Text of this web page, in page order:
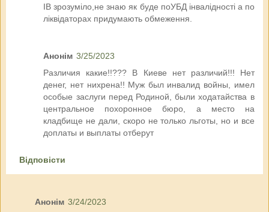
ІВ зрозуміло,не знаю як буде поУБД інвалідності а по
ліквідаторах придумають обмеження.
Анонім 3/25/2023
Различия какие!!??? В Киеве нет различий!!! Нет
денег, нет нихрена!! Муж был инвалид войны, имел
особые заслуги перед Родиной, были ходатайства в
центральное похоронное бюро, а место на
кладбище не дали, скоро не только льготы, но и все
доплаты и выплаты отберут
Відповісти
Анонім 3/24/2023